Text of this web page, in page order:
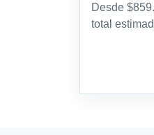
Desde
total